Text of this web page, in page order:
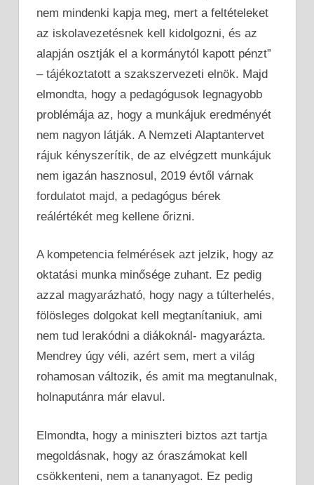
nem mindenki kapja meg, mert a feltételeket
az iskolavezetésnek kell kidolgozni, és az
alapján osztják el a kormánytól kapott pénzt”
– tájékoztatott a szakszervezeti elnök. Majd
elmondta, hogy a pedagógusok legnagyobb
problémája az, hogy a munkájuk eredményét
nem nagyon látják. A Nemzeti Alaptantervet
rájuk kényszerítik, de az elvégzett munkájuk
nem igazán hasznosul, 2019 évtől várnak
fordulatot majd, a pedagógus bérek
reálértékét meg kellene őrizni.
A kompetencia felmérések azt jelzik, hogy az
oktatási munka minősége zuhant. Ez pedig
azzal magyarázható, hogy nagy a túlterhelés,
fölösleges dolgokat kell megtanítaniuk, ami
nem tud lerakódni a diákoknál- magyarázta.
Mendrey úgy véli, azért sem, mert a világ
rohamosan változik, és amit ma megtanulnak,
holnaputánra már elavul.
Elmondta, hogy a miniszteri biztos azt tartja
megoldásnak, hogy az óraszámokat kell
csökkenteni, nem a tananyagot. Ez pedig